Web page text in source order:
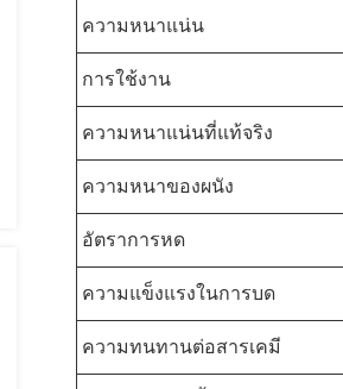
ความหนาแน่น
การใช้งาน
ความหนาแน่นที่แท้จริง
ความหนาของผนัง
อัตราการหด
ความแข็งแรงในการบด
ความทนทานต่อสารเคมี